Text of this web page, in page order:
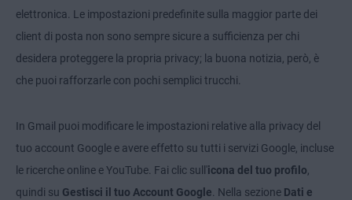
elettronica. Le impostazioni predefinite sulla maggior parte dei
client di posta non sono sempre sicure a sufficienza per chi
desidera proteggere la propria privacy; la buona notizia, però, è
che puoi rafforzarle con pochi semplici trucchi.
In Gmail puoi modificare le impostazioni relative alla privacy del
tuo account Google e avere effetto su tutti i servizi Google, incluse
le ricerche online e YouTube. Fai clic sull'icona del tuo profilo,
quindi su Gestisci il tuo Account Google. Nella sezione Dati e